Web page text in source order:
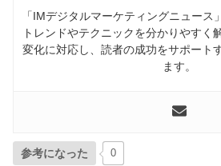
「IMデジタルマーケティングニュース
トレンドやテクニックを分かりやすく
変化に対応し、読者の成功をサポート
ます。
参考になった 0